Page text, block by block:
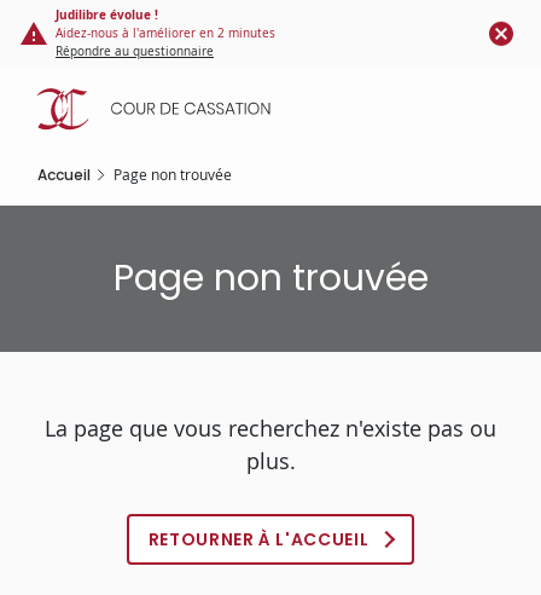
Panneau de gestion des cookies
contenu
principal
Judilibre évolue !
Aidez-nous à l'améliorer en 2 minutes
Répondre au questionnaire
Accueil Page non trouvée
Page non trouvée
La page que vous recherchez n'existe pas ou
plus.
RETOURNER À L'ACCUEIL